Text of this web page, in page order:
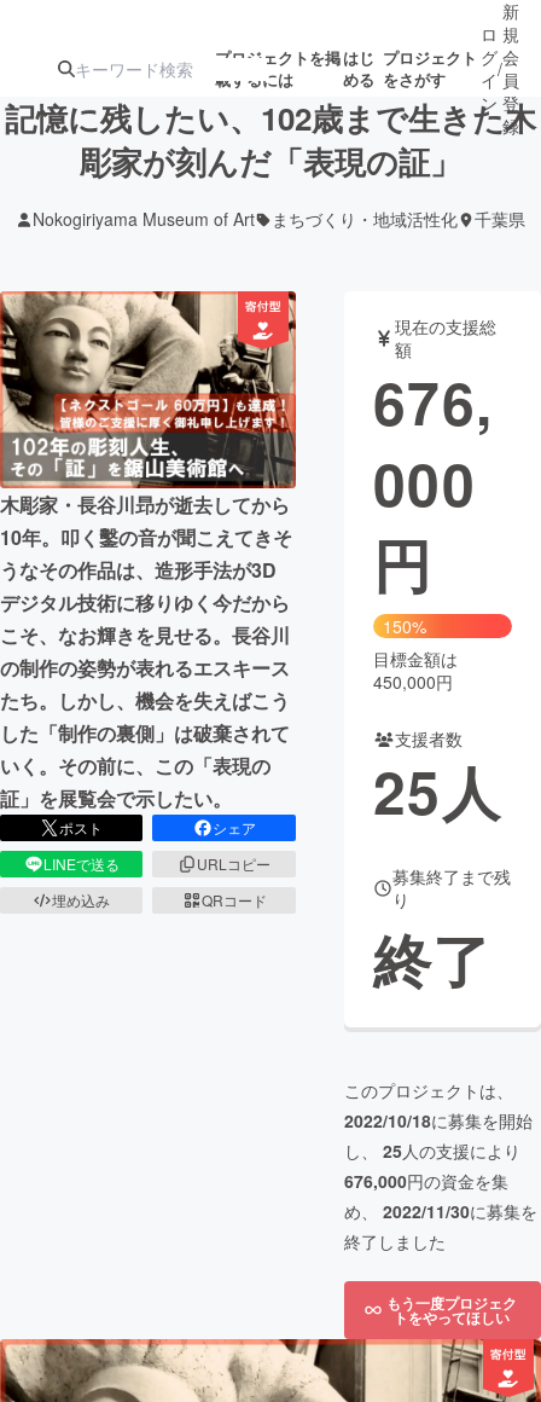
プロジェクトを掲
載するには
はじ
める
プロジェクト
をさがす
ジェクト
ターン
ジェクト
募集終了が近いプ
ロジェクト
もうすぐ公開
されます
アート・写真 音楽
テクノロジー・ガジェット ゲーム・サ
映像・映画
ビジネス・起業
まちづくり・地域活性化
CAMPFIRE for Social Good
CAMPFIRE Creation
CAMPFIREふるさと納税machi-ya コミュニティ
ロ
グ
イ
ン
/
新
規
会
員
登
録
記憶に残したい、102歳まで生きた木
彫家が刻んだ「表現の証」
Nokogiriyama Museum of Art まちづくり・地域活性化 千葉県
木彫家・長谷川昻が逝去してから
10年。叩く鑿の音が聞こえてきそ
うなその作品は、造形手法が3D
デジタル技術に移りゆく今だから
こそ、なお輝きを見せる。長谷川
の制作の姿勢が表れるエスキース
たち。しかし、機会を失えばこう
した「制作の裏側」は破棄されて
いく。その前に、この「表現の
証」を展覧会で示したい。
ポスト
シェア
LINEで送る
URLコピー
埋め込み
QRコード
現在の支援総
額
676,
000
円
150%
目標金額は
450,000円
支援者数
25人
募集終了まで残
り
終了
このプロジェクトは、
2022/10/18に募集を開始
し、 25人の支援により
676,000円の資金を集
め、 2022/11/30に募集を
終了しました
もう一度プロジェク
トをやってほしい